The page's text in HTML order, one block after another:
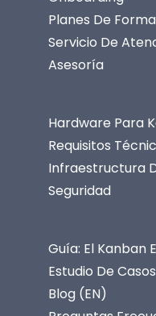
Planes De
Servicio De
Asesoría
Hardware Para
Requisitos
Infraestructura
Seguridad
Guía: El Kanban
Estudio De Casos
Blog (EN)